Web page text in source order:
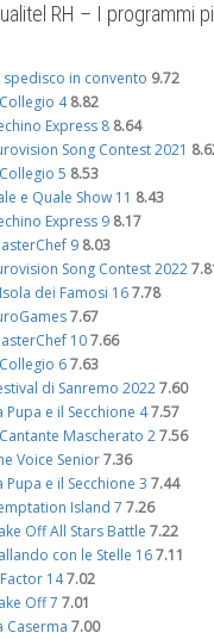
RH – I programmi
spedisco in convento 9.72
4 8.82
Express 8 8.64
Song Contest 2021
5 8.53
e Quale Show 11 8.43
Express 9 8.17
9 8.03
Song Contest 2022
dei Famosi 16 7.78
7.67
10 7.66
6 7.63
di Sanremo 2022 7.60
Pupa e il Secchione 47.57
Mascherato 2 7.56
Voice Senior 7.36
Pupa e il Secchione 3 7.44
Island 7 7.26
Off All Stars Battle 7.22
con le Stelle 16 7.11
147.02
Off 7 7.01
Caserma 7.00